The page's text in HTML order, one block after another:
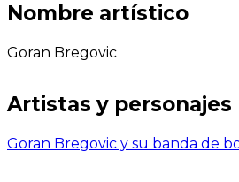
Nombre artístico
Goran Bregovic
Artistas y personajes
Goran Bregovic y su banda de